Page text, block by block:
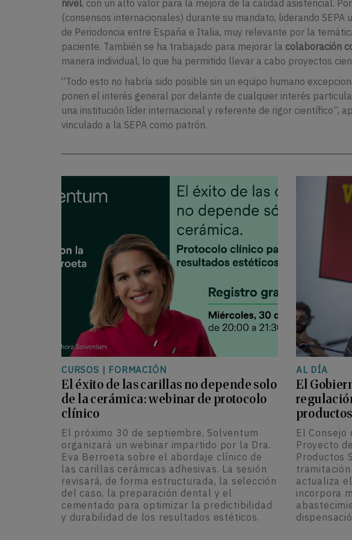
nivel, con un alto valor para la mejora de la calidad asistencial.
(consensos internacionales) durante su mandato, liderando
de Periodoncia entre España e Italia, muy relevante por la
paciente. También se ha trabajado para mejorar la colaboración
manera individual, lo que ha permitido llevar a cabo proyectos
“Todo esto no habría sido posible sin un equipo humano
ponen el interés general por delante de cualquier interés
una institución líder internacional y referente de rigor científico”,
vinculado a la SEPA como patrón.
CURSOS | FORMACIÓN
El éxito de las carillas no depende solo
de la cerámica: webinar de protocolo
clínico
El próximo 30 de septiembre, Solventum
organizará un webinar impartido por la Dra.
Eva Berroeta sobre el abordaje clínico de
las carillas cerámicas adhesivas. La sesión
revisará, de forma estructurada, la selección
del caso, la preparación dental y el
cementado para optimizar la predictibilidad
y durabilidad de los resultados estéticos.
AL DÍA
El
El
Proyecto
Productos
actualiza
incorpora